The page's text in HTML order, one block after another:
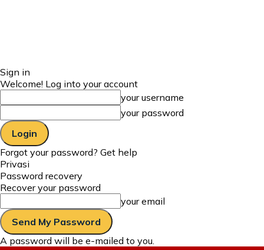
Sign in
Welcome! Log into your account
your username
your password
Forgot your password? Get help
Privasi
Password recovery
Recover your password
your email
A password will be e-mailed to you.